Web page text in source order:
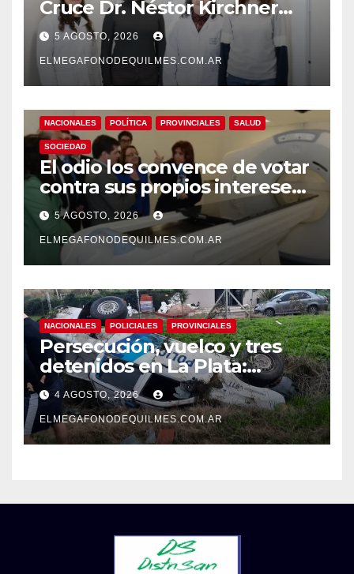
Cruce Dr. Néstor Kirchner
desarrollan un estudio
pionero sobre el
envejecimiento cerebral y las
demencias
5 AGOSTO, 2026
ELMEGAFONODEQUILMES.COM.AR
NACIONALES POLÍTICA PROVINCIALES SALUD
SOCIEDAD
El odio los convence de votar
contra sus propios intereses.
Una Sociedad atrapada en la
grieta
5 AGOSTO, 2026
ELMEGAFONODEQUILMES.COM.AR
NACIONALES POLICIALES PROVINCIALES
Persecución, vuelco y tres
detenidos en La Plata:
recuperaron motos robadas
tras un operativo policial
4 AGOSTO, 2026
ELMEGAFONODEQUILMES.COM.AR